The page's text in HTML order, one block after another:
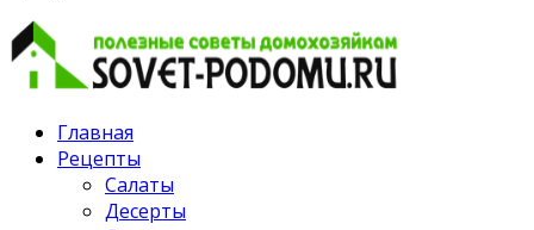
Главная
Рецепты
Салаты
Десерты